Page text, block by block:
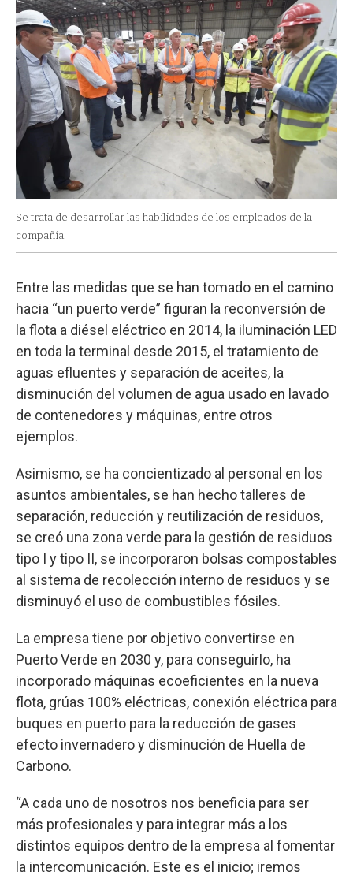
Se trata de desarrollar las habilidades de los empleados de la
compañía.
Entre las medidas que se han tomado en el camino
hacia “un puerto verde” figuran la reconversión de
la flota a diésel eléctrico en 2014, la iluminación LED
en toda la terminal desde 2015, el tratamiento de
aguas efluentes y separación de aceites, la
disminución del volumen de agua usado en lavado
de contenedores y máquinas, entre otros
ejemplos.
Asimismo, se ha concientizado al personal en los
asuntos ambientales, se han hecho talleres de
separación, reducción y reutilización de residuos,
se creó una zona verde para la gestión de residuos
tipo I y tipo II, se incorporaron bolsas compostables
al sistema de recolección interno de residuos y se
disminuyó el uso de combustibles fósiles.
La empresa tiene por objetivo convertirse en
Puerto Verde en 2030 y, para conseguirlo, ha
incorporado máquinas ecoeficientes en la nueva
flota, grúas 100% eléctricas, conexión eléctrica para
buques en puerto para la reducción de gases
efecto invernadero y disminución de Huella de
Carbono.
“A cada uno de nosotros nos beneficia para ser
más profesionales y para integrar más a los
distintos equipos dentro de la empresa al fomentar
la intercomunicación. Este es el inicio; iremos